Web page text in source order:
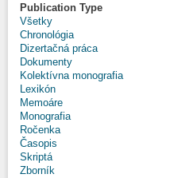
Publication Type
Všetky
Chronológia
Dizertačná práca
Dokumenty
Kolektívna monografia
Lexikón
Memoáre
Monografia
Ročenka
Časopis
Skriptá
Zborník